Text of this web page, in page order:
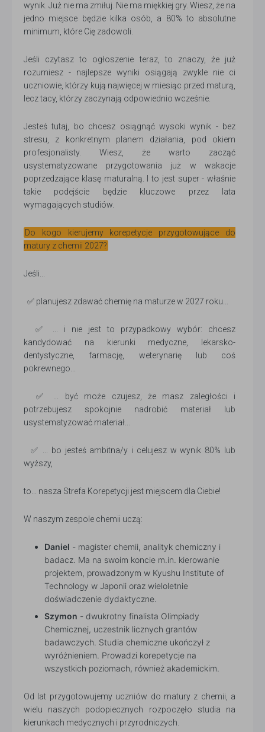
wynik. Już nie ma zmiłuj. Nie ma miękkiej gry. Wiesz, że na
jedno miejsce będzie kilka osób, a 80% to absolutne
minimum, które Cię zadowoli.
Jeśli czytasz to ogłoszenie teraz, to znaczy, że już
rozumiesz - najlepsze wyniki osiągają zwykle nie ci
uczniowie, którzy kują najwięcej w miesiąc przed maturą,
lecz tacy, którzy zaczynają odpowiednio wcześnie.
Jesteś tutaj, bo chcesz osiągnąć wysoki wynik - bez
stresu, z konkretnym planem działania, pod okiem
profesjonalisty. Wiesz, że warto zacząć
usystematyzowane przygotowania już w wakacje
poprzedzające klasę maturalną. I to jest super - właśnie
takie podejście będzie kluczowe przez lata
wymagających studiów.
Do kogo kierujemy korepetycje przygotowujące do
matury z chemii 2027?
Jeśli...
✅ planujesz zdawać chemię na maturze w 2027 roku...
✅ ... i nie jest to przypadkowy wybór: chcesz
kandydować na kierunki medyczne, lekarsko-
dentystyczne, farmację, weterynarię lub coś
pokrewnego...
✅ ... być może czujesz, że masz zaległości i
potrzebujesz spokojnie nadrobić materiał lub
usystematyzować materiał...
✅ ... bo jesteś ambitna/y i celujesz w wynik 80% lub
wyższy,
to... nasza Strefa Korepetycji jest miejscem dla Ciebie!
W naszym zespole chemii uczą:
Daniel - magister chemii, analityk chemiczny i
badacz. Ma na swoim koncie m.in. kierowanie
projektem, prowadzonym w Kyushu Institute of
Technology w Japonii oraz wieloletnie
doświadczenie dydaktyczne.
Szymon - dwukrotny finalista Olimpiady
Chemicznej, uczestnik licznych grantów
badawczych. Studia chemiczne ukończył z
wyróżnieniem. Prowadzi korepetycje na
wszystkich poziomach, również akademickim.
Od lat przygotowujemy uczniów do matury z chemii, a
wielu naszych podopiecznych rozpoczęło studia na
kierunkach medycznych i przyrodniczych.